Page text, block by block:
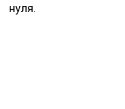
нуля.